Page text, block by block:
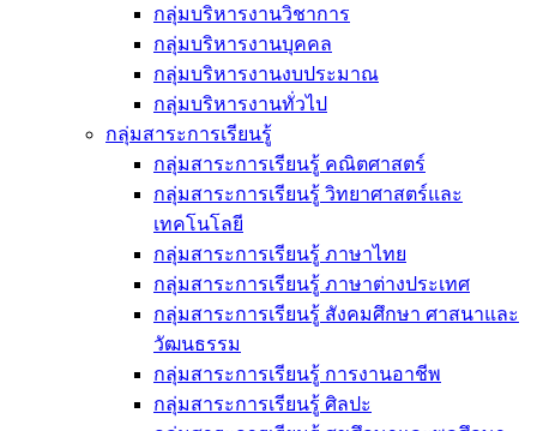
กลุ่มบริหารงานวิชาการ
กลุ่มบริหารงานบุคคล
กลุ่มบริหารงานงบประมาณ
กลุ่มบริหารงานทั่วไป
กลุ่มสาระการเรียนรู้
กลุ่มสาระการเรียนรู้ คณิตศาสตร์
กลุ่มสาระการเรียนรู้ วิทยาศาสตร์และ
เทคโนโลยี
กลุ่มสาระการเรียนรู้ ภาษาไทย
กลุ่มสาระการเรียนรู้ ภาษาต่างประเทศ
กลุ่มสาระการเรียนรู้ สังคมศึกษา ศาสนาและ
วัฒนธรรม
กลุ่มสาระการเรียนรู้ การงานอาชีพ
กลุ่มสาระการเรียนรู้ ศิลปะ